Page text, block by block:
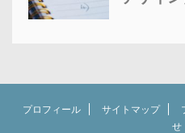
プロフィール サイトマップ
せ